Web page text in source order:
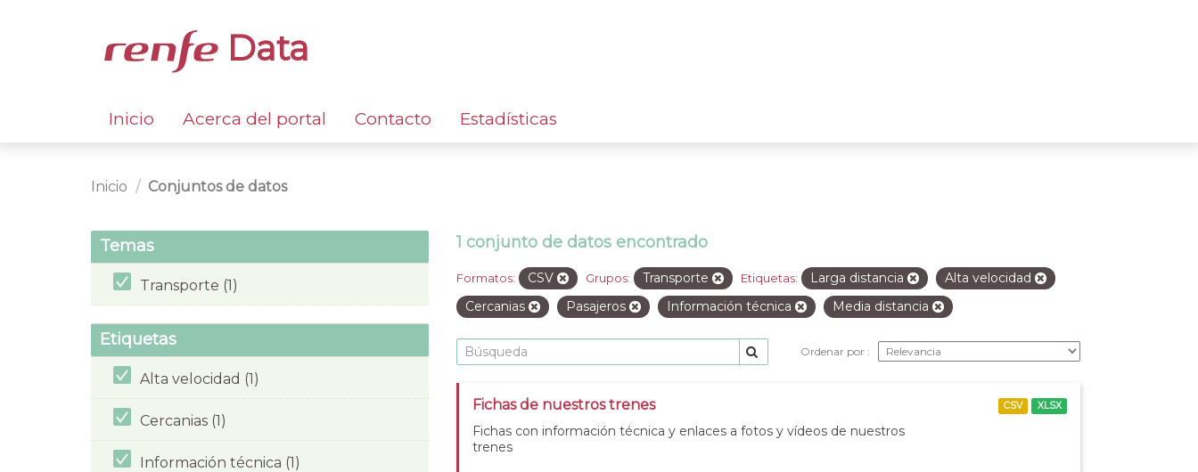
Data
Inicio Acerca del portal Contacto Estadísticas
Inicio Conjuntos de datos
Temas
Transporte (1)
Etiquetas
Alta velocidad (1)
Cercanias (1)
Información técnica (1)
1 conjunto de datos encontrado
Formatos: CSV Grupos: Transporte Etiquetas: Larga distancia
Alta velocidad
Cercanias
Pasajeros Información técnica Media distancia
Ordenar por
Fichas de nuestros trenes
Fichas con información técnica y enlaces a fotos y vídeos de nuestros
trenes
CSV XLSX